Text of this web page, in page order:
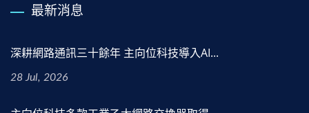
最新消息
深耕網路通訊三十餘年 主向位科技導入AI...
28 Jul, 2026